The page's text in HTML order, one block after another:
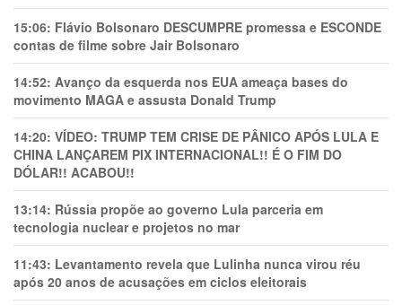
15:06: Flávio Bolsonaro DESCUMPRE promessa e ESCONDE
contas de filme sobre Jair Bolsonaro
14:52: Avanço da esquerda nos EUA ameaça bases do
movimento MAGA e assusta Donald Trump
14:20: VÍDEO: TRUMP TEM CRlSE DE PÂNlCO APÓS LULA E
CHINA LANÇAREM PIX INTERNACIONAL!! É O FIM DO
DÓLAR!! ACABOU!!
13:14: Rússia propõe ao governo Lula parceria em
tecnologia nuclear e projetos no mar
11:43: Levantamento revela que Lulinha nunca virou réu
após 20 anos de acusações em ciclos eleitorais